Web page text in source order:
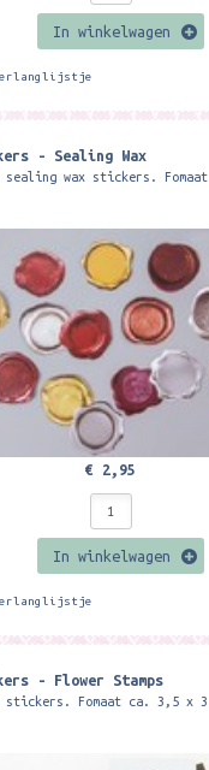
In winkelwagen
verlanglijstje
- Sealing Wax
sealing wax stickers.
€ 2,95
In winkelwagen
verlanglijstje
- Flower Stamps
stickers. Fomaat ca. 3,5 x